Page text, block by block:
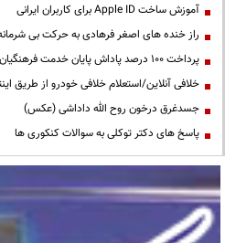
آموزش ساخت Apple ID برای کاربران ایرانی
راز خنده های اصغر فرهادی به حرکت بی
پرداخت ۱۰۰ درصد پاداش پایان خدمت فرهنگیان
خلافی آنلاین/استعلام خلافی خودرو از طریق
جسدغرق درخون روح الله داداشی (عکس)
پاسخ های دکتر توکلی به سوالات کنکوری ها